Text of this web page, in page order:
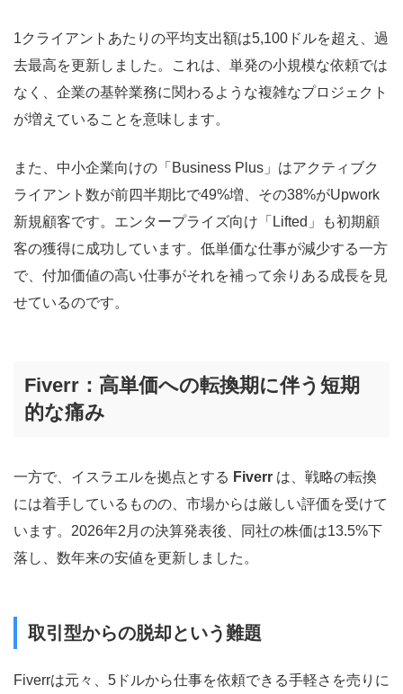
1クライアントあたりの平均支出額は5,100ドルを超え、過
去最高を更新しました。これは、単発の小規模な依頼では
なく、企業の基幹業務に関わるような複雑なプロジェクト
が増えていることを意味します。
また、中小企業向けの「Business Plus」はアクティブク
ライアント数が前四半期比で49%増、その38%がUpwork
新規顧客です。エンタープライズ向け「Lifted」も初期顧
客の獲得に成功しています。低単価な仕事が減少する一方
で、付加価値の高い仕事がそれを補って余りある成長を見
せているのです。
Fiverr：高単価への転換期に伴う短期
的な痛み
一方で、イスラエルを拠点とする Fiverr は、戦略の転換
には着手しているものの、市場からは厳しい評価を受けて
います。2026年2月の決算発表後、同社の株価は13.5%下
落し、数年来の安値を更新しました。
取引型からの脱却という難題
Fiverrは元々、5ドルから仕事を依頼できる手軽さを売りに